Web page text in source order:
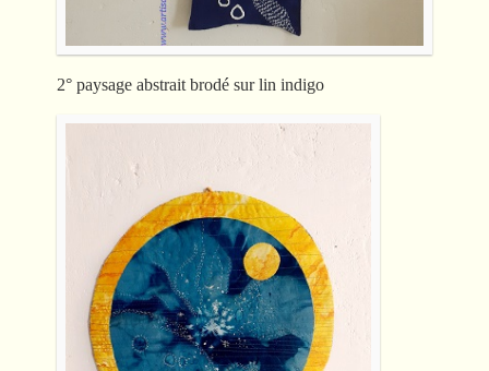
2° paysage abstrait brodé sur lin indigo